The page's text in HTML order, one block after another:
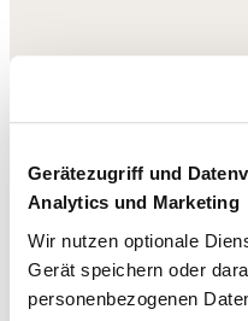
Gerätezugriff und
Analytics und Marketing
Wir nutzen optionale
Gerät speichern oder
personenbezogenen